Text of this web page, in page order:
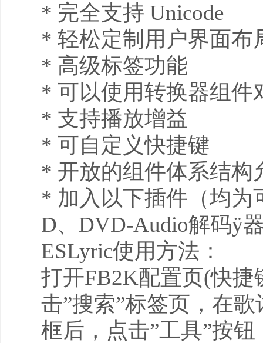
* 完全支持 Unicode
* 轻松定制用户界面布
* 高级标签功能
* 可以使用转换器组件
* 支持播放增益
* 可自定义快捷键
* 开放的组件体系结构
* 加入以下插件（均为
D、DVD-Audio解码ÿ
ESLyric使用方法：
打开FB2K配置页(快捷
击”搜索”标签页，在
框后，点击”工具”按